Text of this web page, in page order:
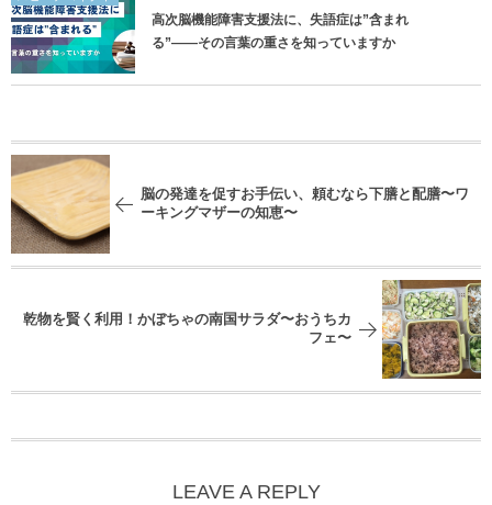
高次脳機能障害支援法に、失語症は”含まれ
る”——その言葉の重さを知っていますか
脳の発達を促すお手伝い、頼むなら下膳と配膳〜ワ
ーキングマザーの知恵〜
乾物を賢く利用！かぼちゃの南国サラダ〜おうちカ
フェ〜
LEAVE A REPLY